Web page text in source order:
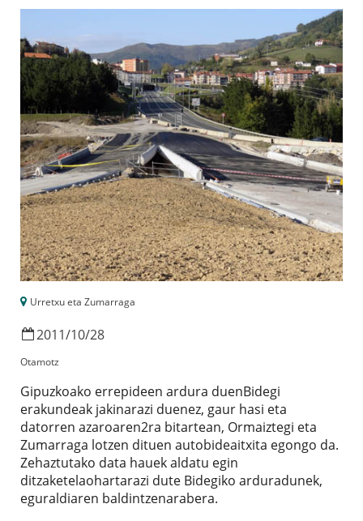
Urretxu eta Zumarraga
2011/10/28
Otamotz
Gipuzkoako errepideen ardura duenBidegi
erakundeak jakinarazi duenez, gaur hasi eta
datorren azaroaren2ra bitartean, Ormaiztegi eta
Zumarraga lotzen dituen autobideaitxita egongo da.
Zehaztutako data hauek aldatu egin
ditzaketelaohartarazi dute Bidegiko arduradunek,
eguraldiaren baldintzenarabera.